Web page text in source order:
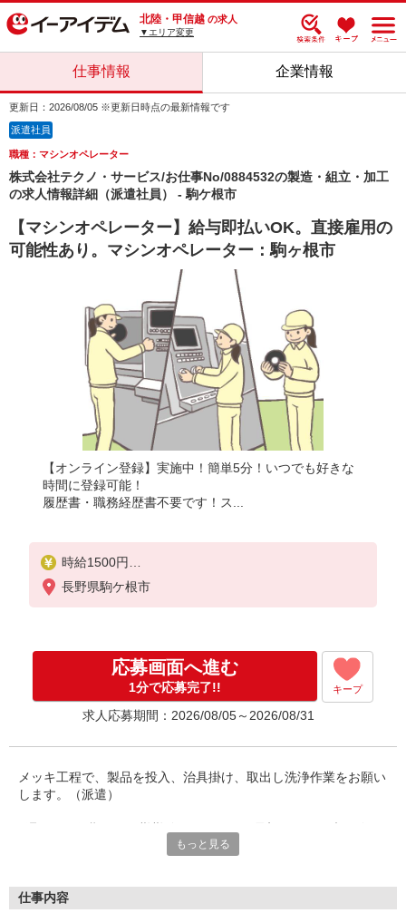
北陸・甲信越 の求人
▼エリア変更
仕事情報 企業情報
更新日：2026/08/05 ※更新日時点の最新情報です
派遣社員
職種：マシンオペレーター
株式会社テクノ・サービス/お仕事No/0884532の製造・組立・加工
の求人情報詳細（派遣社員） - 駒ケ根市
【マシンオペレーター】給与即払いOK。直接雇用の
可能性あり。マシンオペレーター：駒ヶ根市
【オンライン登録】実施中！簡単5分！いつでも好きな
時間に登録可能！
履歴書・職務経歴書不要です！ス...
時給1500円
月収例：338、000円（月収例21日実働残業代込）（
残業・休日出勤手当て等が含まれています）
長野県駒ケ根市
応募画面へ進む
1分で応募完了!! キープ
求人応募期間：2026/08/05～2026/08/31
メッキ工程で、製品を投入、治具掛け、取出し洗浄作業をお願い
します。（派遣）
特別な資格・経験・スキルは必要ありません。
■お友達紹介キャンペーン！デジタルギフト3000円分プレゼント
もっと見る
仕事内容